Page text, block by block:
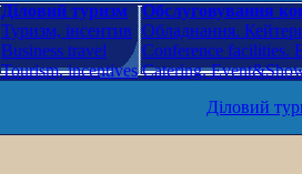
Діловий туризм
Туризм, інсентив
Business travel
Tourism, incentives
Обслуговування
Обладнання.
Conference facilities.
Catering.
Діловий